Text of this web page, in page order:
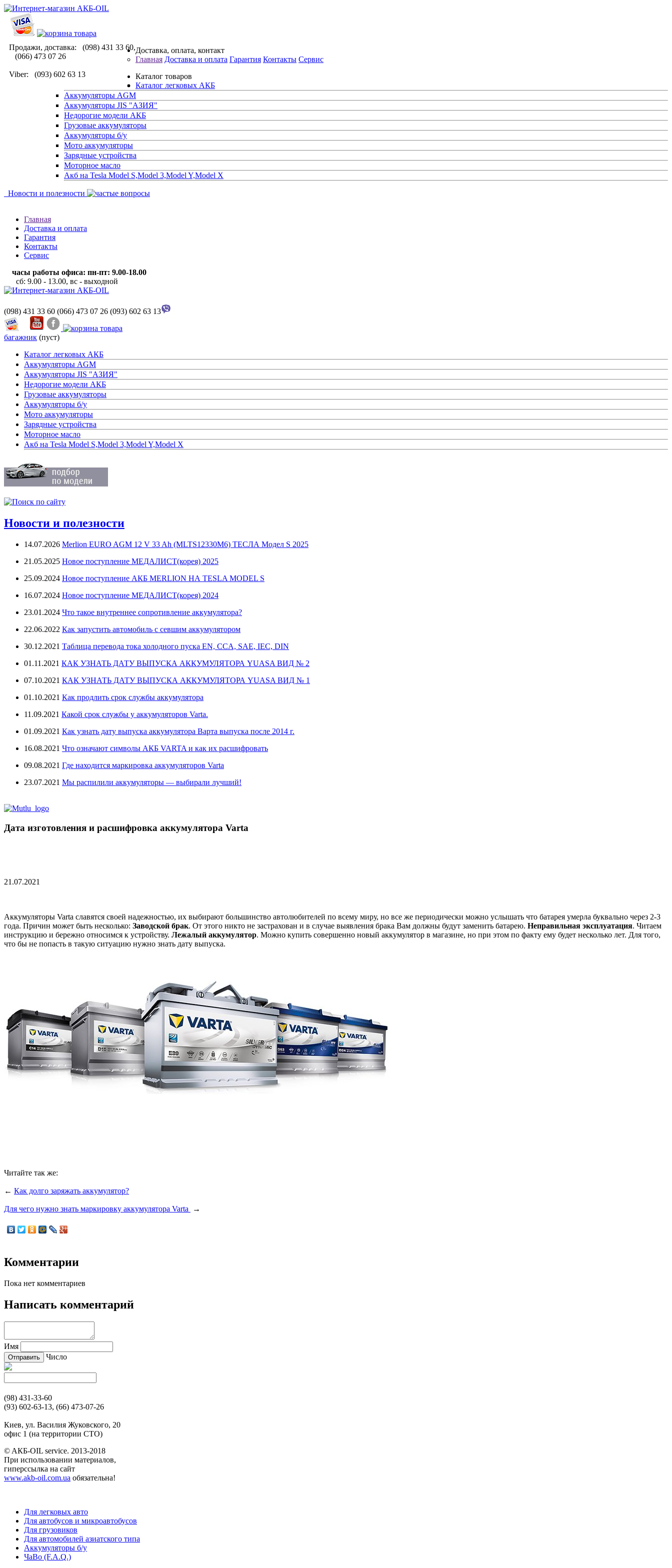
Продажи, доставка: (098) 431 33 60,
(066) 473 07 26
Viber: (093) 602 63 13
Доставка, оплата, контакт
Главная Доставка и оплата Гарантия Контакты Сервис
Каталог товаров
Каталог легковых АКБ
Аккумуляторы AGM
Аккумуляторы JIS "АЗИЯ"
Недорогие модели АКБ
Грузовые аккумуляторы
Аккумуляторы б/у
Мото аккумуляторы
Зарядные устройства
Моторное масло
Акб на Tesla Model S,Model 3,Model Y,Model X
Новости и полезности
Главная
Доставка и оплата
Гарантия
Контакты
Сервис
часы работы офиса: пн-пт: 9.00-18.00
сб: 9.00 - 13.00, вс - выходной
(098) 431 33 60 (066) 473 07 26 (093) 602 63 13
багажник (пуст)
Каталог легковых АКБ
Аккумуляторы AGM
Аккумуляторы JIS "АЗИЯ"
Недорогие модели АКБ
Грузовые аккумуляторы
Аккумуляторы б/у
Мото аккумуляторы
Зарядные устройства
Моторное масло
Акб на Tesla Model S,Model 3,Model Y,Model X
Новости и полезности
14.07.2026 Merlion EURO AGM 12 V 33 Ah (MLTS12330M6) ТЕСЛА Модел S 2025
21.05.2025 Новое поступление МЕДАЛИСТ(корея) 2025
25.09.2024 Новое поступление АКБ MERLION НА TESLA MODEL S
16.07.2024 Новое поступление МЕДАЛИСТ(корея) 2024
23.01.2024 Что такое внутреннее сопротивление аккумулятора?
22.06.2022 Как запустить автомобиль с севшим аккумулятором
30.12.2021 Таблица перевода тока холодного пуска EN, CCA, SAE, IEC, DIN
01.11.2021 КАК УЗНАТЬ ДАТУ ВЫПУСКА АККУМУЛЯТОРА YUASA ВИД № 2
07.10.2021 КАК УЗНАТЬ ДАТУ ВЫПУСКА АККУМУЛЯТОРА YUASA ВИД № 1
01.10.2021 Как продлить срок службы аккумулятора
11.09.2021 Какой срок службы у аккумуляторов Varta.
01.09.2021 Как узнать дату выпуска аккумулятора Варта выпуска после 2014 г.
16.08.2021 Что означают символы АКБ VARTA и как их расшифровать
09.08.2021 Где находится маркировка аккумуляторов Varta
23.07.2021 Мы распилили аккумуляторы — выбирали лучший!
Дата изготовления и расшифровка аккумулятора Varta
21.07.2021
Аккумуляторы Varta славятся своей надежностью, их выбирают большинство автолюбителей по всему миру, но все же периодически можно услышать что батарея умерла буквально через 2-3
года. Причин может быть несколько: Заводской брак. От этого никто не застрахован и в случае выявления брака Вам должны будут заменить батарею. Неправильная эксплуатация. Читаем
инструкцию и бережно относимся к устройству. Лежалый аккумулятор. Можно купить совершенно новый аккумулятор в магазине, но при этом по факту ему будет несколько лет. Для того,
что бы не попасть в такую ситуацию нужно знать дату выпуска.
Читайте так же:
← Как долго заряжать аккумулятор?
Для чего нужно знать маркировку аккумулятора Varta →
Комментарии
Пока нет комментариев
Написать комментарий
Имя
Число
(98) 431-33-60
(93) 602-63-13, (66) 473-07-26
Киев, ул. Василия Жуковского, 20
офис 1 (на территории СТО)
© AКБ-OIL service. 2013-2018
При использовании материалов,
гиперссылка на сайт
www.akb-oil.com.ua обязательна!
Для легковых авто
Для автобусов и микроавтобусов
Для грузовиков
Для автомобилей азиатского типа
Аккумуляторы б/у
ЧаВо (F.A.Q.)